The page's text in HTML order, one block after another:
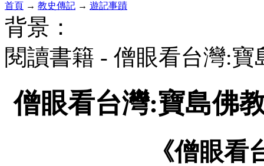
首頁 → 教史傳記 → 遊記事蹟
背景：
閱讀書籍 - 僧眼看台灣:
僧眼看台灣:寶島佛
《僧眼